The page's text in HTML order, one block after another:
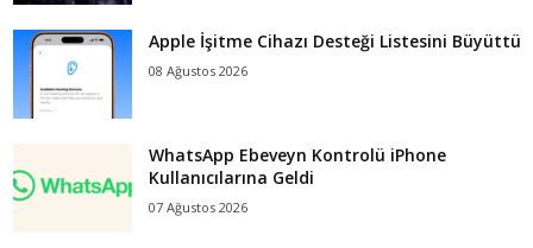
Apple İşitme Cihazı Desteği Listesini Büyüttü
08 Ağustos 2026
WhatsApp Ebeveyn Kontrolü iPhone
Kullanıcılarına Geldi
07 Ağustos 2026